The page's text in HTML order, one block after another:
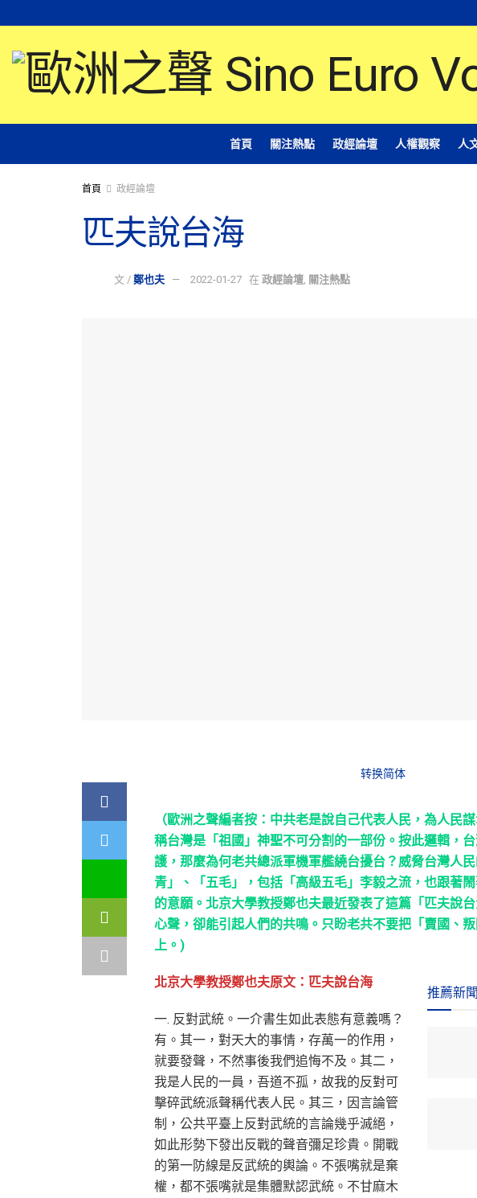
首頁 關注熱點 政經論壇 人權觀察 人
首頁 政經論壇
匹夫說台海
文 / 鄭也夫 2022-01-27 在 政經論壇 關注熱點
转换简体
（歐洲之聲編者按：中共老是說自己代表人民，為人民
稱台灣是「祖國」神聖不可分割的一部份。按此邏輯，
護，那麼為何老共總派軍機軍艦繞台擾台？威脅台灣人
青」、「五毛」，包括「高級五毛」李毅之流，也跟著
的意願。北京大學教授鄭也夫最近發表了這篇「匹夫說
心聲，卻能引起人們的共鳴。只盼老共不要把「賣國、
上。)
推薦新聞
北京大學教授鄭也夫原文：匹夫說台海
一. 反對武統。一介書生如此表態有意義嗎？
有。其一，對天大的事情，存萬一的作用，
就要發聲，不然事後我們追悔不及。其二，
我是人民的一員，吾道不孤，故我的反對可
擊碎武統派聲稱代表人民。其三，因言論管
制，公共平臺上反對武統的言論幾乎滅絕，
如此形勢下發出反戰的聲音彌足珍貴。開戰
的第一防線是反武統的輿論。不張嘴就是棄
權，都不張嘴就是集體默認武統。不甘麻木